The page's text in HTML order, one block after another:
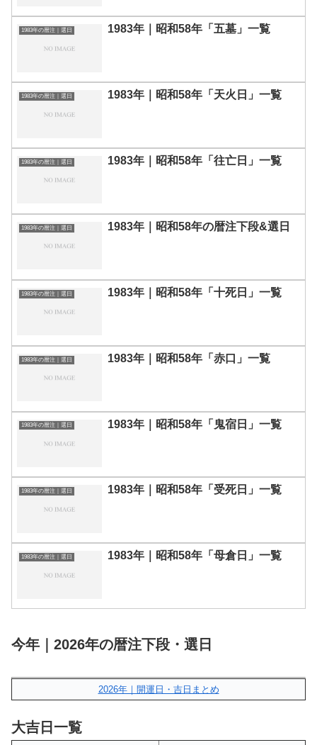
1983年の暦注｜選日 1983年｜昭和58年「五墓」一覧
1983年の暦注｜選日 1983年｜昭和58年「天火日」一覧
1983年の暦注｜選日 1983年｜昭和58年「往亡日」一覧
1983年の暦注｜選日 1983年｜昭和58年の暦注下段&選日
1983年の暦注｜選日 1983年｜昭和58年「十死日」一覧
1983年の暦注｜選日 1983年｜昭和58年「赤口」一覧
1983年の暦注｜選日 1983年｜昭和58年「鬼宿日」一覧
1983年の暦注｜選日 1983年｜昭和58年「受死日」一覧
1983年の暦注｜選日 1983年｜昭和58年「母倉日」一覧
今年｜2026年の暦注下段・選日
2026年｜開運日・吉日まとめ
大吉日一覧